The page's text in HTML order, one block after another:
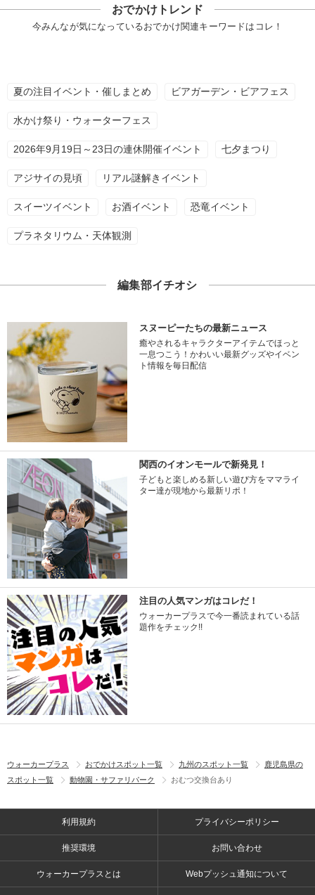
おでかけトレンド
今みんなが気になっているおでかけ関連キーワードはコレ！
夏の注目イベント・催しまとめ ビアガーデン・ビアフェス
水かけ祭り・ウォーターフェス
2026年9月19日～23日の連休開催イベント 七夕まつり
アジサイの見頃 リアル謎解きイベント
スイーツイベント お酒イベント 恐竜イベント
プラネタリウム・天体観測
編集部イチオシ
スヌーピーたちの最新ニュース
癒やされるキャラクターアイテムでほっと
一息つこう！かわいい最新グッズやイベン
ト情報を毎日配信
関西のイオンモールで新発見！
子どもと楽しめる新しい遊び方をママライ
ター達が現地から最新リポ！
注目の人気マンガはコレだ！
ウォーカープラスで今一番読まれている話
題作をチェック!!
ウォーカープラス おでかけスポット一覧 九州のスポット一覧
鹿児島県の
スポット一覧
動物園・サファリパーク おむつ交換台あり
利用規約 プライバシーポリシー
推奨環境 お問い合わせ
ウォーカープラスとは Webプッシュ通知について